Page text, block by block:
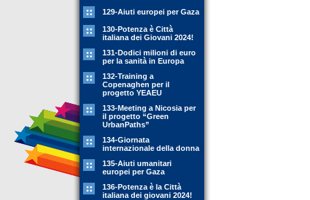
129-Aiuti europei per Gaza
130-Potenza è Città
italiana dei Giovani 2024!
131-Dodici milioni di euro
per la sanità in Europa
132-Training a
Copenaghen per il
progetto YEAEU
133-Meeting a Nicosia per
il progetto “Green
UrbanPaths”
134-Giornata
internazionale della donna
135-Aiuti umanitari
europei per Gaza
136-Potenza è la Città
italiana dei giovani 2024!